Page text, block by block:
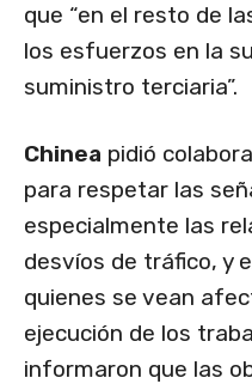
que “en el resto de
los esfuerzos en la
suministro terciaria”.
Chinea pidió
para respetar las
especialmente las
desvíos de tráfico, y
quienes se vean
ejecución de los
informaron que las